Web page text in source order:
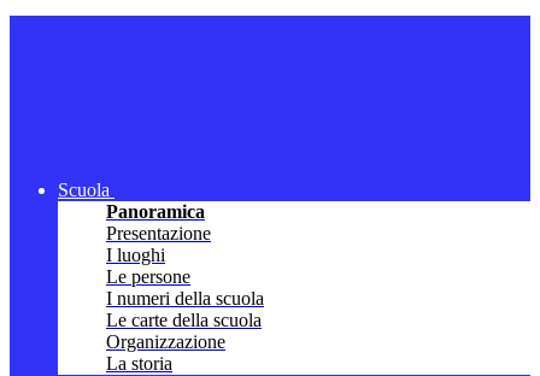
Scuola
Panoramica
Presentazione
I luoghi
Le persone
I numeri della scuola
Le carte della scuola
Organizzazione
La storia